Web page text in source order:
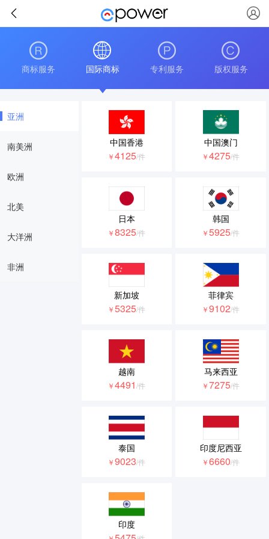
商标服务 国际商标 专利服务 版权服务
亚洲
南美洲
欧洲
北美
大洋洲
非洲
中国香港
￥4125/件
中国澳门
￥4275/件
日本
￥8325/件
韩国
￥5925/件
新加坡
￥5325/件
菲律宾
￥9102/件
越南
￥4491/件
马来西亚
￥7275/件
泰国
￥9023/件
印度尼西亚
￥6660/件
印度